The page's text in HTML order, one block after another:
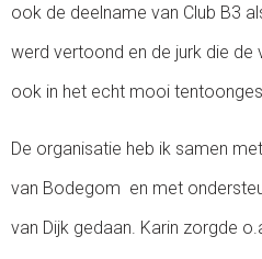
ook de deelname van Club B3
werd vertoond en de jurk die de
ook in het echt mooi
De organisatie heb ik samen
van Bodegom en met
van Dijk gedaan. Karin zorgde